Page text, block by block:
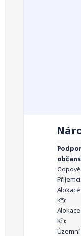
Příjemci:
Kč):
Kč):
Územní